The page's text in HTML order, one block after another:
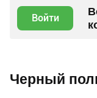
Войти
Черный